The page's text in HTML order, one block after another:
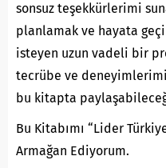
sonsuz teşekkürlerimi
planlamak ve hayata
isteyen uzun vadeli bir
tecrübe ve
bu kitapta
Bu Kitabımı “Lider
Armağan Ediyorum.